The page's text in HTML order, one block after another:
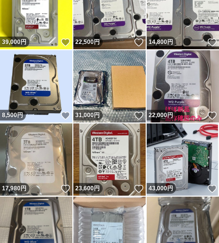
39,000円 いいね！
22,500円 いいね！
14,800円
8,500円 いいね！
31,000円 いいね！
22,000円
17,980円 いいね！
23,600円 いいね！
43,000円